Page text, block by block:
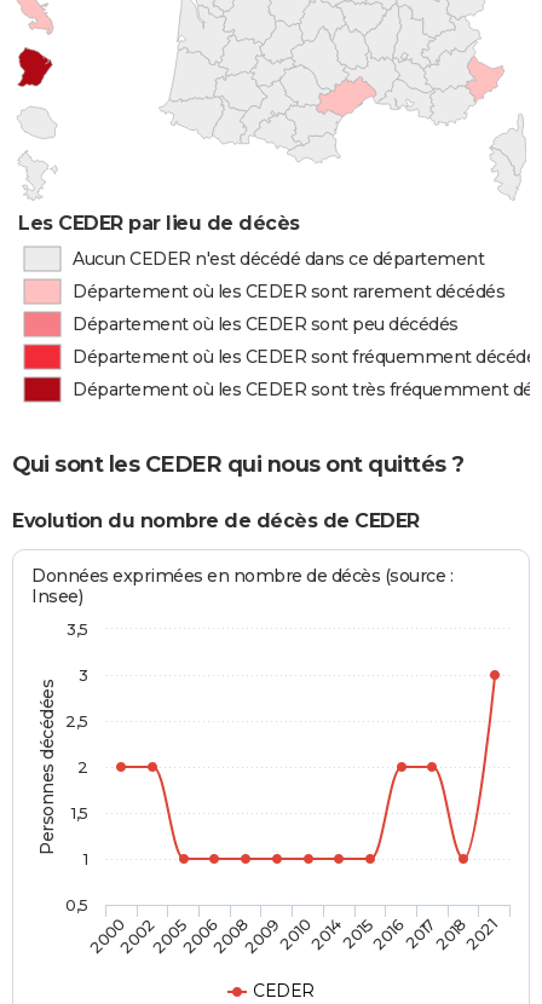
Les CEDER par lieu de décès
Aucun CEDER n'est décédé dans ce département
Département où les CEDER sont rarement décédés
Département où les CEDER sont peu décédés
Département où les CEDER sont fréquemment
Département où les CEDER sont très fréquemment
Qui sont les CEDER qui nous ont quittés ?
Evolution du nombre de décès de CEDER
Personnes décédées
Données exprimées en nombre de décès (source :
Insee)
CEDER
2000200220052006200820092010201420152016201720182021
0,5
1
1,5
2
2,5
3
3,5